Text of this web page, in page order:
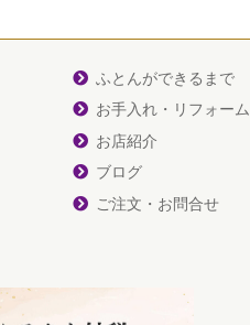
ふとんができるまで
お手入れ・リフォーム
お店紹介
ブログ
ご注文・お問合せ